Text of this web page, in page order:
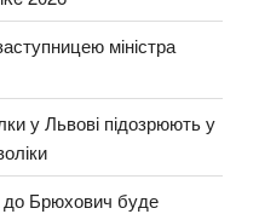
міністра
у Львові підозрюють у
до Брюхович буде